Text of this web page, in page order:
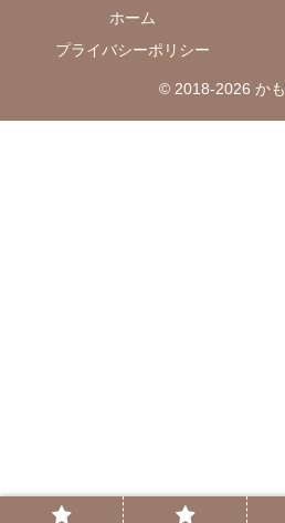
ホーム
プライバシーポリシー
© 2018-2026 かも